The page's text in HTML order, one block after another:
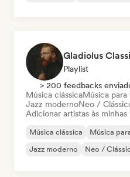
Playlist
> 200 feedbacks
Música clássicaMúsica para
Jazz modernoNeo /
Adicionar artistas às
Música clássica Música
Jazz moderno
Neo /